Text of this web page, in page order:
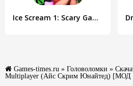
Ice Scream 1: Scary Game
Games-times.ru » Головоломки »
Multiplayer (Айс Скрим Юнайтед) [МОД